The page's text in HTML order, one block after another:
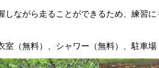
ながら走ることができるため、練習に
（無料）、シャワー（無料）、駐車場